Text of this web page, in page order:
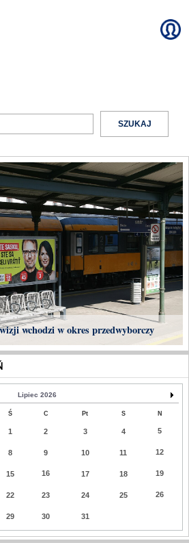
wchodzi w okres przedwyborczy
Lipiec 2026
Ś C Pt S N
1 2 3 4 5
8 9 10 11 12
15 16 17 18 19
22 23 24 25 26
29 30 31